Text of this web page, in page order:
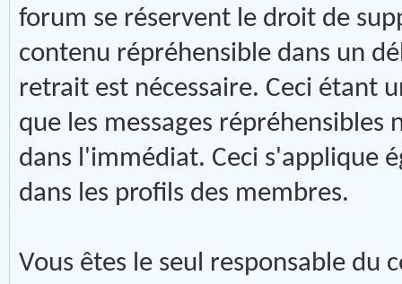
forum se réservent le droit de
contenu répréhensible dans un
retrait est nécessaire. Ceci étant
que les messages
dans l'immédiat. Ceci s'applique
dans les profils des membres.
Vous êtes le seul responsable du